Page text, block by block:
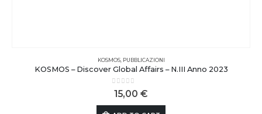
KOSMOS, PUBBLICAZIONI
KOSMOS – Discover Global Affairs – N.III Anno 2023
0out of 5
15,00 €